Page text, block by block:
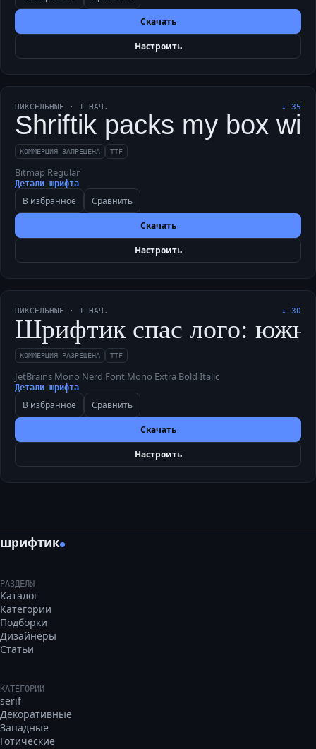
Скачать
Настроить
ПИКСЕЛЬНЫЕ · 1 НАЧ. ↓ 35
Shriftik packs my box
КОММЕРЦИЯ ЗАПРЕЩЕНА TTF
Bitmap Regular
Детали шрифта
В избранное Сравнить
Скачать
Настроить
ПИКСЕЛЬНЫЕ · 1 НАЧ. ↓ 30
Шрифтик спас лого:
КОММЕРЦИЯ РАЗРЕШЕНА TTF
JetBrains Mono Nerd Font Mono Extra Bold Italic
Детали шрифта
В избранное Сравнить
Скачать
Настроить
шрифтик
РАЗДЕЛЫ
Каталог
Категории
Подборки
Дизайнеры
Статьи
КАТЕГОРИИ
serif
Декоративные
Западные
Готические